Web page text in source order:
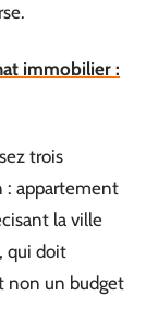
immobilier :
trois
: appartement
la ville
qui doit
non un budget